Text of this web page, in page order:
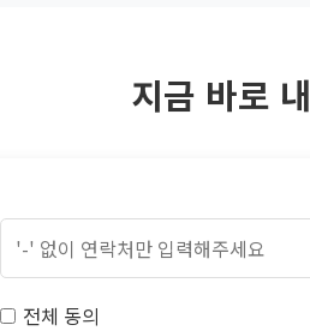
지금 바로 내
전체 동의